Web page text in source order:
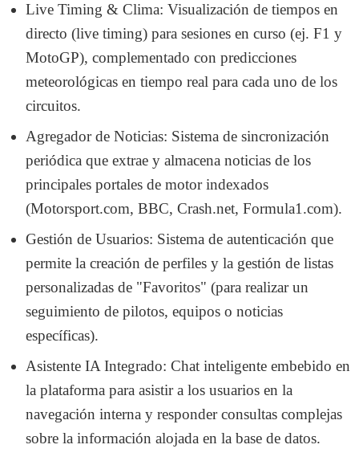
Live Timing & Clima: Visualización de tiempos en
directo (live timing) para sesiones en curso (ej. F1 y
MotoGP), complementado con predicciones
meteorológicas en tiempo real para cada uno de los
circuitos.
Agregador de Noticias: Sistema de sincronización
periódica que extrae y almacena noticias de los
principales portales de motor indexados
(Motorsport.com, BBC, Crash.net, Formula1.com).
Gestión de Usuarios: Sistema de autenticación que
permite la creación de perfiles y la gestión de listas
personalizadas de "Favoritos" (para realizar un
seguimiento de pilotos, equipos o noticias
específicas).
Asistente IA Integrado: Chat inteligente embebido en
la plataforma para asistir a los usuarios en la
navegación interna y responder consultas complejas
sobre la información alojada en la base de datos.